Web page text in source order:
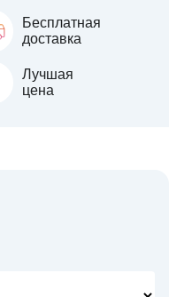
Бесплатная
доставка
Лучшая
цена